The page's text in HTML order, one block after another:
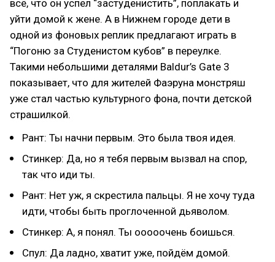
всё, что он успел “застуденистить”, поплакать и
уйти домой к жене. А в Нижнем городе дети в
одной из фоновых реплик предлагают играть в
“Погоню за Студенистом кубов” в переулке.
Такими небольшими деталями Baldur’s Gate 3
показывает, что для жителей Фаэруна монстряш
уже стал частью культурного фона, почти детской
страшилкой.
Рант: Ты начни первым. Это была твоя идея.
Стинкер: Да, но я тебя первым вызвал на спор,
так что иди ты.
Рант: Нет уж, я скрестила пальцы. Я не хочу туда
идти, чтобы быть проглоченной дьяволом.
Стинкер: А, я понял. Ты ооооочень боишься.
Спул: Да ладно, хватит уже, пойдём домой.